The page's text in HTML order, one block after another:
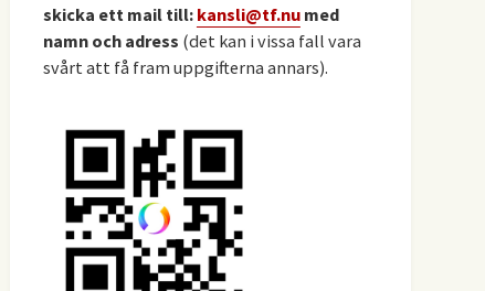
skicka ett mail till: kansli@tf.numed
namn och adress (det kan i vissa fall vara
svårt att få fram uppgifterna annars).